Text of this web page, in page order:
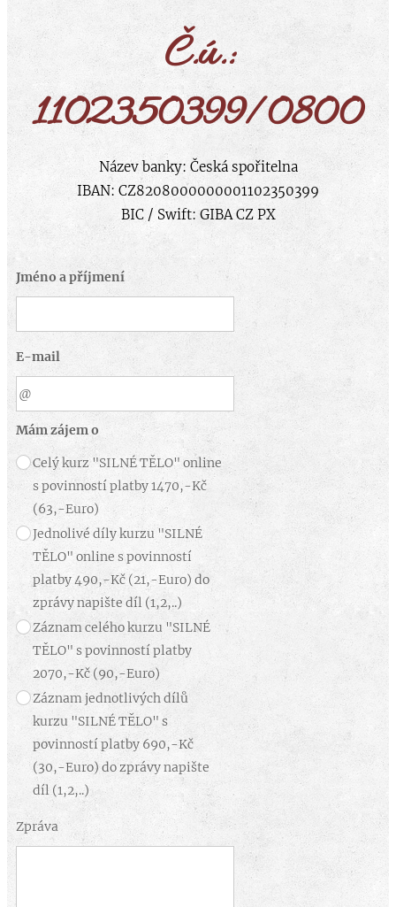
Č.ú.:
1102350399/0800
Název banky: Česká spořitelna
IBAN: CZ8208000000001102350399
BIC / Swift: GIBA CZ PX
Jméno a příjmení
E-mail
Mám zájem o
Celý kurz "SILNÉ TĚLO" online
s povinností platby 1470,-Kč
(63,-Euro)
Jednolivé díly kurzu "SILNÉ
TĚLO" online s povinností
platby 490,-Kč (21,-Euro) do
zprávy napište díl (1,2,..)
Záznam celého kurzu "SILNÉ
TĚLO" s povinností platby
2070,-Kč (90,-Euro)
Záznam jednotlivých dílů
kurzu "SILNÉ TĚLO" s
povinností platby 690,-Kč
(30,-Euro) do zprávy napište
díl (1,2,..)
Zpráva